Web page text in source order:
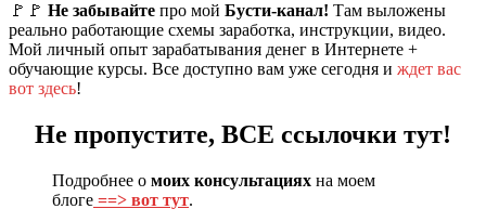
🚩🚩 Не забывайте про мой Бусти-канал! Там выложены
реально работающие схемы заработка, инструкции, видео.
Мой личный опыт зарабатывания денег в Интернете +
обучающие курсы. Все доступно вам уже сегодня и ждет вас
вот здесь!
Не пропустите, ВСЕ ссылочки тут!
Подробнее о моих консультациях на моем
блоге ==> вот тут.